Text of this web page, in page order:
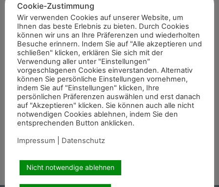
Start
News
Themen
Termine
8er-Team
Abonnement
Kontakt
Wir sind auch auf
Cookie-Zustimmung
Wir verwenden Cookies auf unserer Website, um
Ihnen das beste Erlebnis zu bieten. Durch Cookies
können wir uns an Ihre Präferenzen und wiederholten
Besuche erinnern. Indem Sie auf "Alle akzeptieren und
schließen" klicken, erklären Sie sich mit der
Verwendung aller unter "Einstellungen"
vorgeschlagenen Cookies einverstanden. Alternativ
können Sie persönliche Einstellungen vornehmen,
indem Sie auf "Einstellungen" klicken, Ihre
persönlichen Präferenzen auswählen und erst danach
auf "Akzeptieren" klicken. Sie können auch alle nicht
notwendigen Cookies ablehnen, indem Sie den
entsprechenden Button anklicken.
Impressum
Datenschutz
Nicht notwendige ablehnen